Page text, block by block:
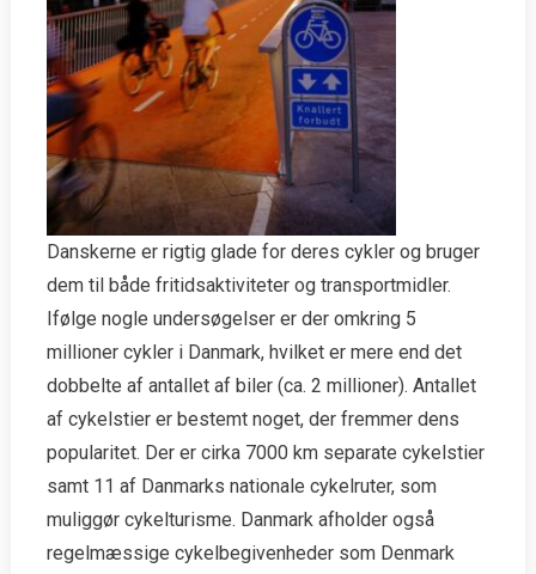
Danskerne er rigtig glade for deres cykler og bruger
dem til både fritidsaktiviteter og transportmidler.
Ifølge nogle undersøgelser er der omkring 5
millioner cykler i Danmark, hvilket er mere end det
dobbelte af antallet af biler (ca. 2 millioner). Antallet
af cykelstier er bestemt noget, der fremmer dens
popularitet. Der er cirka 7000 km separate cykelstier
samt 11 af Danmarks nationale cykelruter, som
muliggør cykelturisme. Danmark afholder også
regelmæssige cykelbegivenheder som Denmark